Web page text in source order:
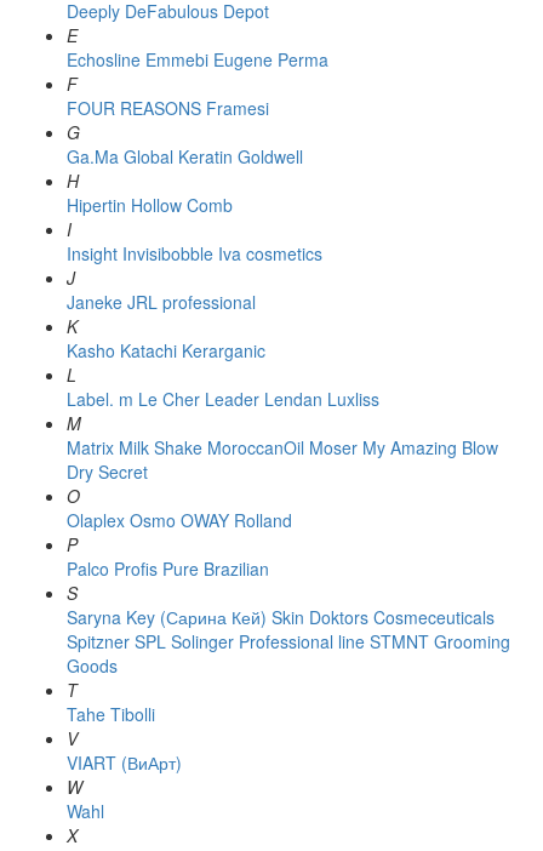
Deeply DeFabulous Depot
E
Echosline Emmebi Eugene Perma
F
FOUR REASONS Framesi
G
Ga.Ma Global Keratin Goldwell
H
Hipertin Hollow Comb
I
Insight Invisibobble Iva cosmetics
J
Janeke JRL professional
K
Kasho Katachi Kerarganic
L
Label. m Le Cher Leader Lendan Luxliss
M
Matrix Milk Shake MoroccanOil Moser My Amazing Blow
Dry Secret
O
Olaplex Osmo OWAY Rolland
P
Palco Profis Pure Brazilian
S
Saryna Key (Сарина Кей) Skin Doktors Cosmeceuticals
Spitzner SPL Solinger Professional line STMNT Grooming
Goods
T
Tahe Tibolli
V
VIART (ВиАрт)
W
Wahl
X